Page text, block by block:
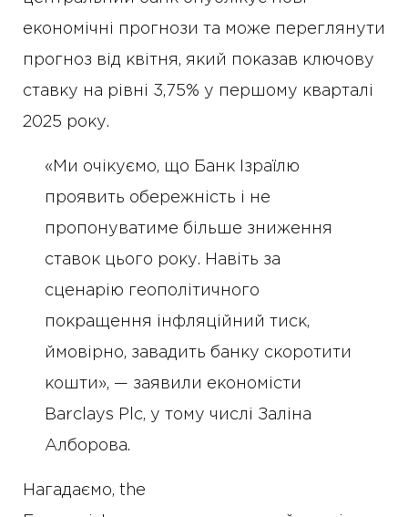
економічні прогнози та може переглянути
прогноз від квітня, який показав ключову
ставку на рівні 3,75% у першому кварталі
2025 року.
«Ми очікуємо, що Банк Ізраїлю
проявить обережність і не
пропонуватиме більше зниження
ставок цього року. Навіть за
сценарію геополітичного
покращення інфляційний тиск,
ймовірно, завадить банку скоротити
кошти», — заявили економісти
Barclays Plc, у тому числі Заліна
Алборова.
Нагадаємо, the